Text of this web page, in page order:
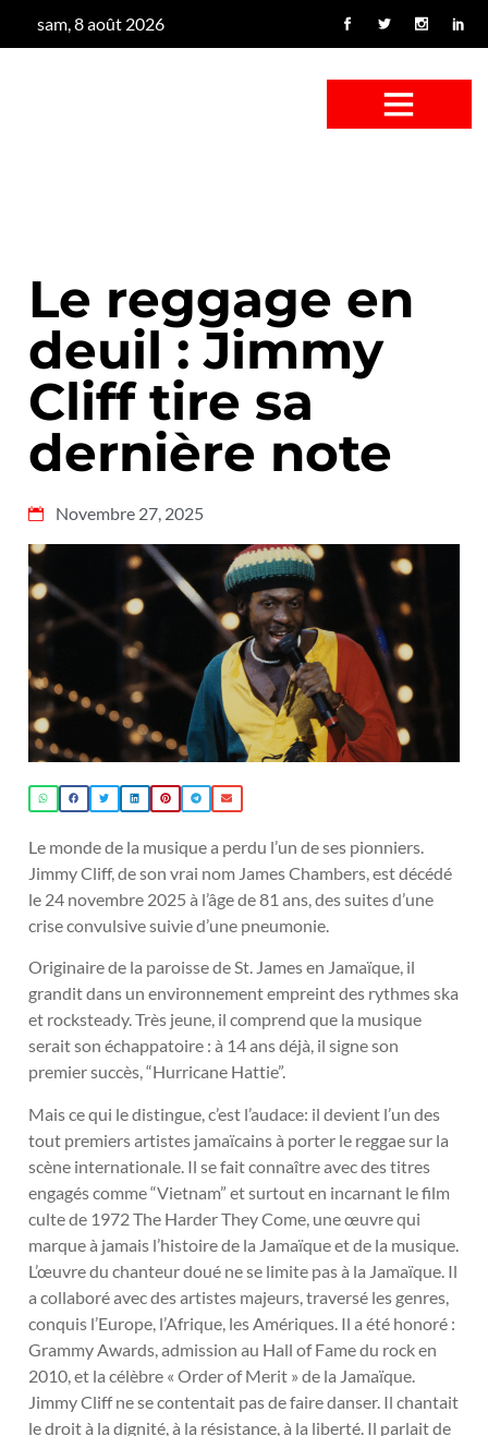
sam, 8 août 2026
Le reggage en
deuil : Jimmy
Cliff tire sa
dernière note
Novembre 27, 2025
Le monde de la musique a perdu l’un de ses pionniers.
Jimmy Cliff, de son vrai nom James Chambers, est décédé
le 24 novembre 2025 à l’âge de 81 ans, des suites d’une
crise convulsive suivie d’une pneumonie.
Originaire de la paroisse de St. James en Jamaïque, il
grandit dans un environnement empreint des rythmes ska
et rocksteady. Très jeune, il comprend que la musique
serait son échappatoire : à 14 ans déjà, il signe son
premier succès, “Hurricane Hattie”.
Mais ce qui le distingue, c’est l’audace: il devient l’un des
tout premiers artistes jamaïcains à porter le reggae sur la
scène internationale. Il se fait connaître avec des titres
engagés comme “Vietnam” et surtout en incarnant le film
culte de 1972 The Harder They Come, une œuvre qui
marque à jamais l’histoire de la Jamaïque et de la musique.
L’œuvre du chanteur doué ne se limite pas à la Jamaïque. Il
a collaboré avec des artistes majeurs, traversé les genres,
conquis l’Europe, l’Afrique, les Amériques. Il a été honoré :
Grammy Awards, admission au Hall of Fame du rock en
2010, et la célèbre « Order of Merit » de la Jamaïque.
Jimmy Cliff ne se contentait pas de faire danser. Il chantait
le droit à la dignité, à la résistance, à la liberté. Il parlait de